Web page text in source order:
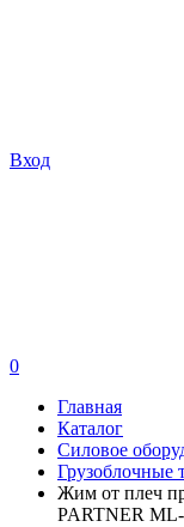
Вход
0
Главная
Каталог
Силовое
Грузоблочные
Жим от плеч
PARTNER